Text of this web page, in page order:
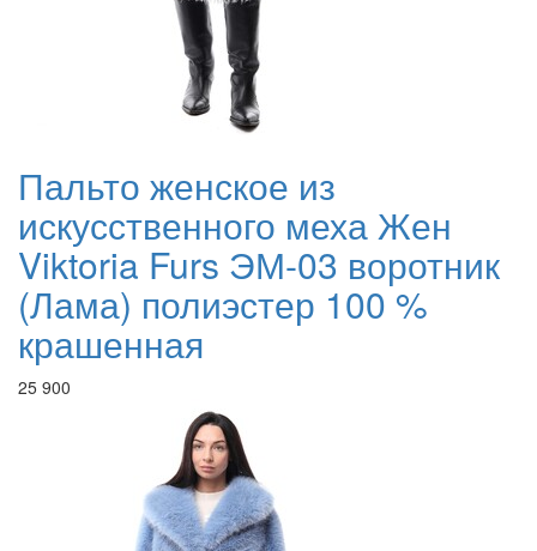
Пальто женское из
искусственного меха Жен
Viktoria Furs ЭМ-03 воротник
(Лама) полиэстер 100 %
крашенная
25 900